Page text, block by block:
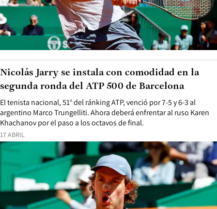
17 ABRIL
El tenista nacional, 51° del ránking ATP, venció por 7-5 y 6-3 al
argentino Marco Trungelliti. Ahora deberá enfrentar al ruso Karen
Khachanov por el paso a los octavos de final.
Nicolás Jarry se instala con comodidad en la
segunda ronda del ATP 500 de Barcelona